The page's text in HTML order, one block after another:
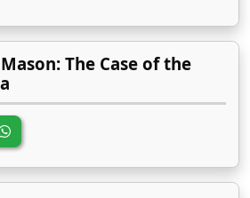
The Case of the